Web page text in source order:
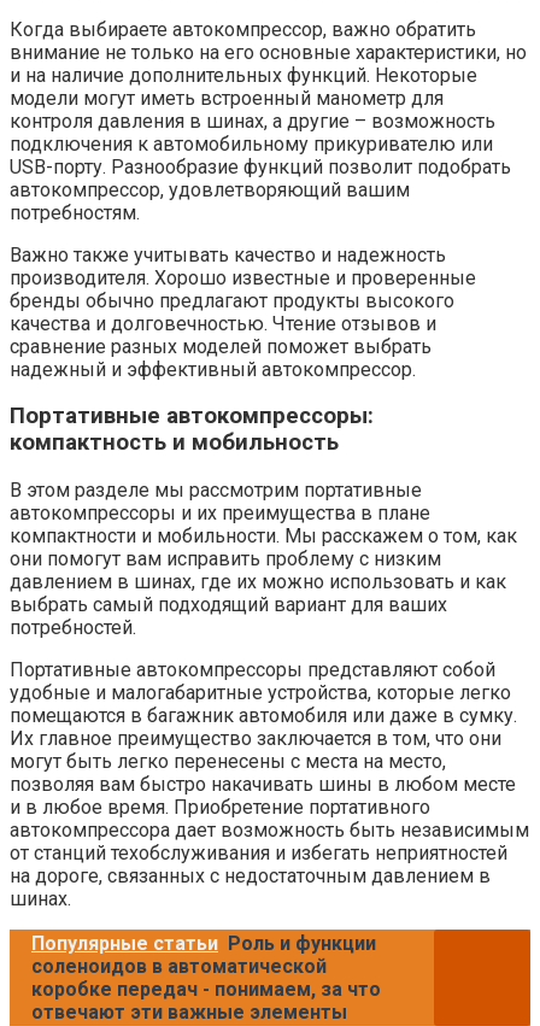
Когда выбираете автокомпрессор, важно обратить
внимание не только на его основные характеристики, но
и на наличие дополнительных функций. Некоторые
модели могут иметь встроенный манометр для
контроля давления в шинах, а другие – возможность
подключения к автомобильному прикуривателю или
USB-порту. Разнообразие функций позволит подобрать
автокомпрессор, удовлетворяющий вашим
потребностям.
Важно также учитывать качество и надежность
производителя. Хорошо известные и проверенные
бренды обычно предлагают продукты высокого
качества и долговечностью. Чтение отзывов и
сравнение разных моделей поможет выбрать
надежный и эффективный автокомпрессор.
Портативные автокомпрессоры:
компактность и мобильность
В этом разделе мы рассмотрим портативные
автокомпрессоры и их преимущества в плане
компактности и мобильности. Мы расскажем о том, как
они помогут вам исправить проблему с низким
давлением в шинах, где их можно использовать и как
выбрать самый подходящий вариант для ваших
потребностей.
Портативные автокомпрессоры представляют собой
удобные и малогабаритные устройства, которые легко
помещаются в багажник автомобиля или даже в сумку.
Их главное преимущество заключается в том, что они
могут быть легко перенесены с места на место,
позволяя вам быстро накачивать шины в любом месте
и в любое время. Приобретение портативного
автокомпрессора дает возможность быть независимым
от станций техобслуживания и избегать неприятностей
на дороге, связанных с недостаточным давлением в
шинах.
Популярные статьи Роль и функции
соленоидов в автоматической
коробке передач - понимаем, за что
отвечают эти важные элементы